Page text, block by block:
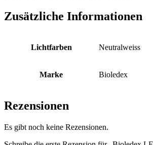
Zusätzliche Informationen
Lichtfarben Neutralweiss
Marke Bioledex
Rezensionen
Es gibt noch keine Rezensionen.